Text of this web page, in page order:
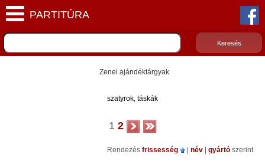
Zenei ajándéktárgyak
szatyrok, táskák
1 2
Rendezés frissesség név gyártó szerint